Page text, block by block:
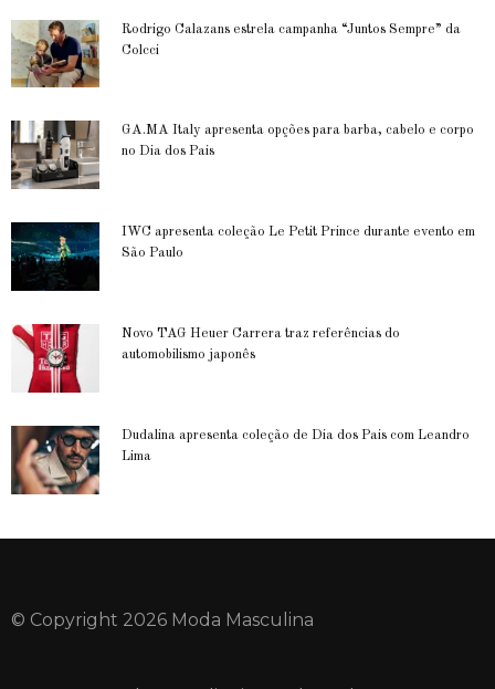
Rodrigo Calazans estrela campanha “Juntos Sempre” da
Colcci
GA.MA Italy apresenta opções para barba, cabelo e corpo
no Dia dos Pais
IWC apresenta coleção Le Petit Prince durante evento em
São Paulo
Novo TAG Heuer Carrera traz referências do
automobilismo japonês
Dudalina apresenta coleção de Dia dos Pais com Leandro
Lima
© Copyright 2026 Moda Masculina